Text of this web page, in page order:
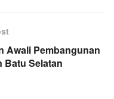
Awali Pembangunan
Batu Selatan